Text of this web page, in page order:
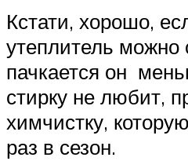
Кстати, хорошо,
утеплитель можно
пачкается он
стирку не любит,
химчистку,
раз в сезон.